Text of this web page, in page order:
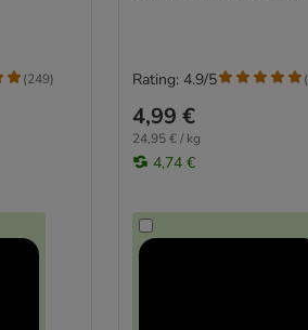
(249)
4,99 €
24,95 € / kg
4,74 €
Rating: 4.9/5 (